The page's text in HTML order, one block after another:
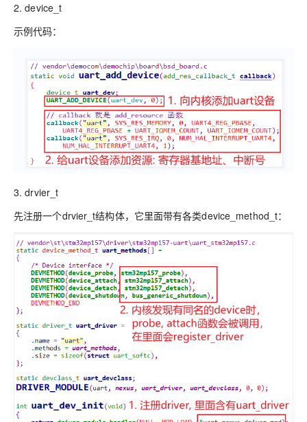
2. device_t
示例代码：
3. drvier_t
先注册一个drvier_t结构体，它里面带有各类device_method_t：